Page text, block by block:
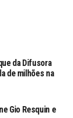
da Difusora
de milhões na
Gio Resquin e